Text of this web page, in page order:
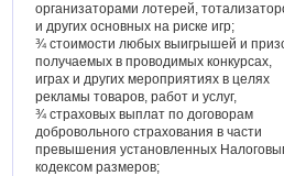
организаторами лотерей,
и других основных на риске игр;
¾ стоимости любых выигрышей и
получаемых в проводимых конкурсах,
играх и других мероприятиях в целях
рекламы товаров, работ и услуг,
¾ страховых выплат по договорам
добровольного страхования в части
превышения установленных
кодексом размеров;